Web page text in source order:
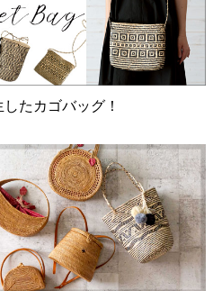
たカゴバッグ！